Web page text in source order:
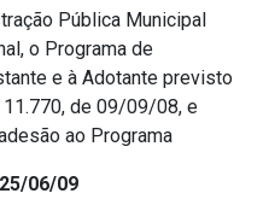
Pública Municipal
o Programa de
e à Adotante previsto
11.770, de 09/09/08, e
ao Programa
06/09